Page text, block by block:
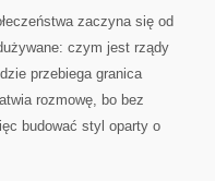
zaczyna się od
czym jest rządy
przebiega granica
rozmowę, bo bez
budować styl oparty o